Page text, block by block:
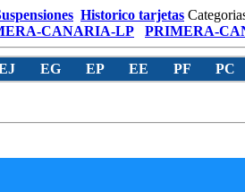
Historico tarjetas
CANARIA-LP PRIMERA-
EG EP EE PF PC